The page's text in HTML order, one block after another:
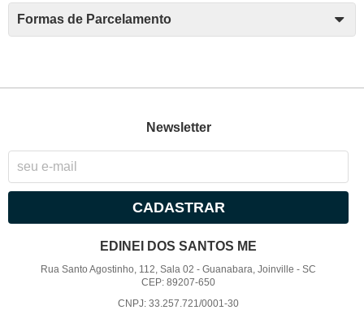
Formas de Parcelamento
Newsletter
CADASTRAR
EDINEI DOS SANTOS ME
Rua Santo Agostinho, 112, Sala 02 -Guanabara, Joinville -SC
CEP: 89207-650
CNPJ: 33.257.721/0001-30